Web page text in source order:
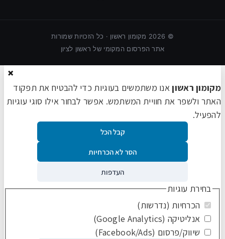
©
2026 מקומון ראשון · כל הזכויות שמורות
אתר הפרסום המקומי של ראשון לציון
×
מקומון ראשוןאנו משתמשים בעוגיות כדי להבטיח את תפקוד
האתר ולשפר את חוויית המשתמש. אפשר לבחור אילו סוגי עוגיות
להפעיל.
קבל הכל
הסר לא הכרחיות
העדפות
בחירת עוגיות
הכרחיות (נדרשות)
אנליטיקה (Google Analytics)
שיווק/פרסום (Facebook/Ads)